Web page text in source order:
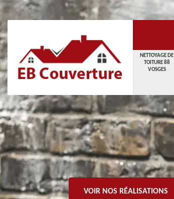
NETTOYAGE DE
TOITURE 88
VOSGES
VOIR NOS RÉALISATIONS